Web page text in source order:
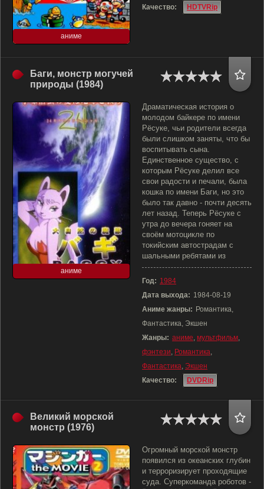
аниме
Качество:
HDTVRip
Баги, монстр могучей
природы (1984)
аниме
Драматическая история о
молодом байкере по имени
Рёсуке, чьи родители всегда
были слишком заняты, что бы
воспитывать сына.
Единственное существо, с
которым Рёсуке делил все
свои радости и печали, была
кошка по имени Баги, но это
было так давно - почти десять
лет назад. Теперь Рёсуке с
утра до вечера гоняет на
своём мотоцикле по
токийским автострадам с
шальными ребятами из
Год: 1984
Дата выхода: 1984-08-19
Аниме жанры: Романтика,
Фантастика, Экшен
Жанры: аниме, мультфильм,
фэнтези, Романтика,
Фантастика, Экшен
Качество:
DVDRip
Великий морской
монстр (1976)
Огромный морской монстр
появился из океанских глубин
и терроризирует проходящие
суда. Суперкоманда роботов -